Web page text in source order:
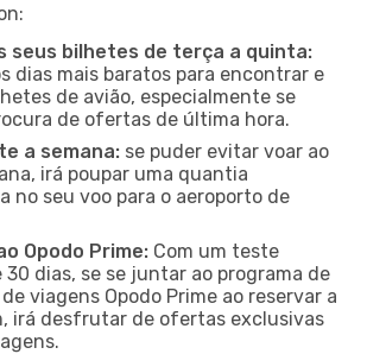
seus bilhetes de terça a quinta:
dias mais baratos para encontrar e
de avião, especialmente se
de ofertas de última hora.
a semana: se puder evitar voar ao
irá poupar uma quantia
no seu voo para o aeroporto de
Opodo Prime: Com um teste
dias, se se juntar ao programa de
viagens Opodo Prime ao reservar a
irá desfrutar de ofertas exclusivas